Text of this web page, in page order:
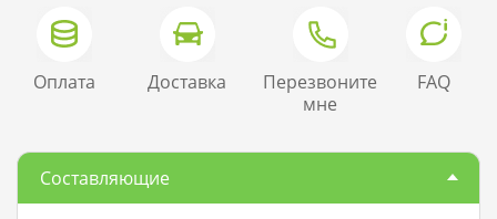
Составляющие
Оплата Доставка
Перезвоните
мне
FAQ